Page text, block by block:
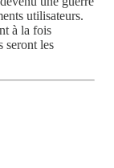
utilisateurs.
à la fois
seront les